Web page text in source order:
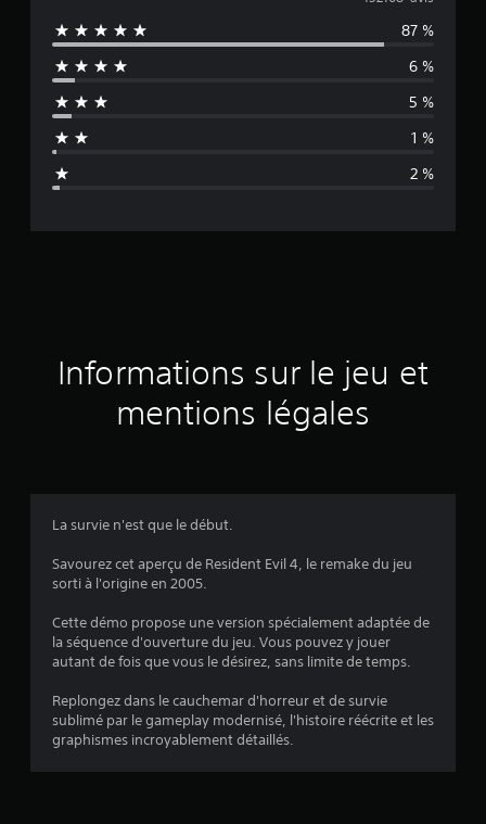
y
e
n
d
a
:
4
87 %
6 %
5 %
1 %
2 %
Informations sur le jeu et
mentions légales
La survie n'est que le début.
Savourez cet aperçu de Resident Evil 4, le remake du jeu
sorti à l'origine en 2005.
Cette démo propose une version spécialement adaptée de
la séquence d'ouverture du jeu. Vous pouvez y jouer
autant de fois que vous le désirez, sans limite de temps.
Replongez dans le cauchemar d'horreur et de survie
sublimé par le gameplay modernisé, l'histoire réécrite et les
graphismes incroyablement détaillés.